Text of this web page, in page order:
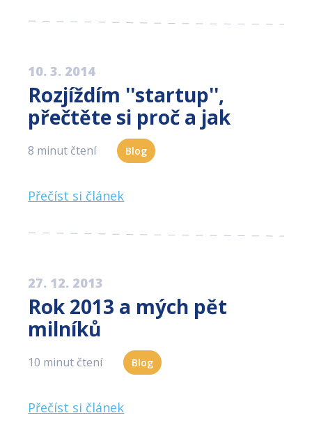
10. 3. 2014
Rozjíždím ''startup'',
přečtěte si proč a jak
8 minut čtení Blog
Přečíst si článek
27. 12. 2013
Rok 2013 a mých pět
milníků
10 minut čtení Blog
Přečíst si článek